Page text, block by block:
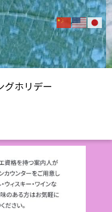
グホリデー